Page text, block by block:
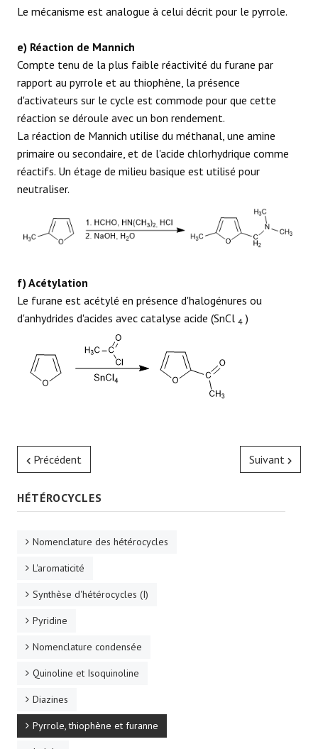
Le mécanisme est analogue à celui décrit pour le pyrrole.
e) Réaction de Mannich
Compte tenu de la plus faible réactivité du furane par
rapport au pyrrole et au thiophène, la présence
d'activateurs sur le cycle est commode pour que cette
réaction se déroule avec un bon rendement.
La réaction de Mannich utilise du méthanal, une amine
primaire ou secondaire, et de l'acide chlorhydrique comme
réactifs. Un étage de milieu basique est utilisé pour
neutraliser.
f) Acétylation
Le furane est acétylé en présence d'halogénures ou
d'anhydrides d'acides avec catalyse acide (SnCl 4 )
Précédent Suivant
HÉTÉROCYCLES
Nomenclature des hétérocycles
L'aromaticité
Synthèse d'hétérocycles (I)
Pyridine
Nomenclature condensée
Quinoline et Isoquinoline
Diazines
Pyrrole, thiophène et furanne